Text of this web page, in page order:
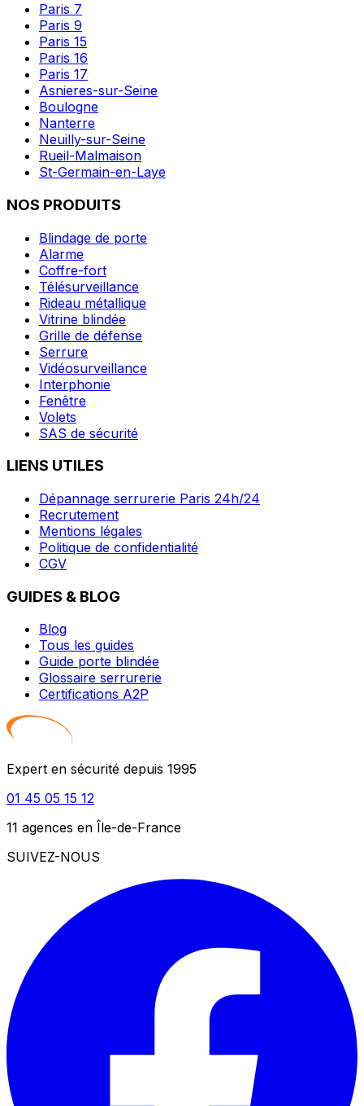
Paris 7
Paris 9
Paris 15
Paris 16
Paris 17
Asnieres-sur-Seine
Boulogne
Nanterre
Neuilly-sur-Seine
Rueil-Malmaison
St-Germain-en-Laye
NOS PRODUITS
Blindage de porte
Alarme
Coffre-fort
Télésurveillance
Rideau métallique
Vitrine blindée
Grille de défense
Serrure
Vidéosurveillance
Interphonie
Fenêtre
Volets
SAS de sécurité
LIENS UTILES
Dépannage serrurerie Paris 24h/24
Recrutement
Mentions légales
Politique de confidentialité
CGV
GUIDES & BLOG
Blog
Tous les guides
Guide porte blindée
Glossaire serrurerie
Certifications A2P
Expert en sécurité depuis 1995
01 45 05 15 12
11 agences en Île-de-France
SUIVEZ-NOUS